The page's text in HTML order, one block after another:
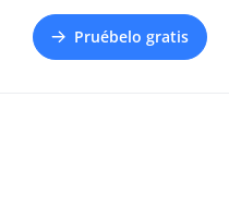
Calculadora de beneficios
Français
Pruébelo gratis